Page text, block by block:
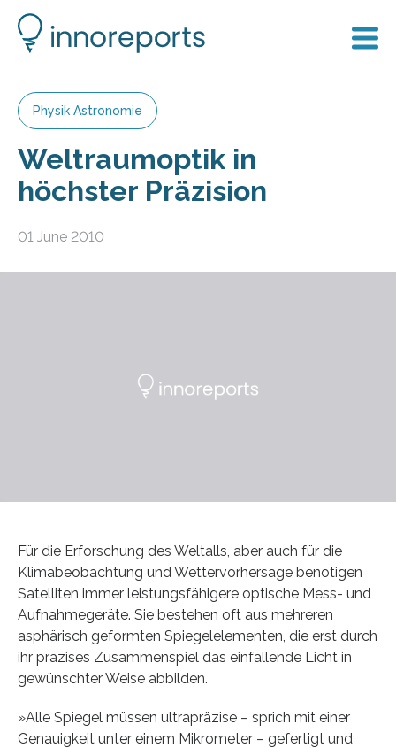
Physik Astronomie
Weltraumoptik in
höchster Präzision
01 June 2010
Für die Erforschung des Weltalls, aber auch für die
Klimabeobachtung und Wettervorhersage benötigen
Satelliten immer leistungsfähigere optische Mess- und
Aufnahmegeräte. Sie bestehen oft aus mehreren
asphärisch geformten Spiegelelementen, die erst durch
ihr präzises Zusammenspiel das einfallende Licht in
gewünschter Weise abbilden.
»Alle Spiegel müssen ultrapräzise – sprich mit einer
Genauigkeit unter einem Mikrometer – gefertigt und